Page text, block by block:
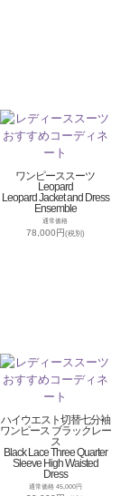
ワンピーススーツ
Leopard
Leopard Jacket and Dress
Ensemble
通常価格
78,000円(税別)
ハイウエスト切替七分袖
ワンピース ブラックレー
ス
Black Lace Three Quarter
Sleeve High Waisted
Dress
通常価格 45,000円